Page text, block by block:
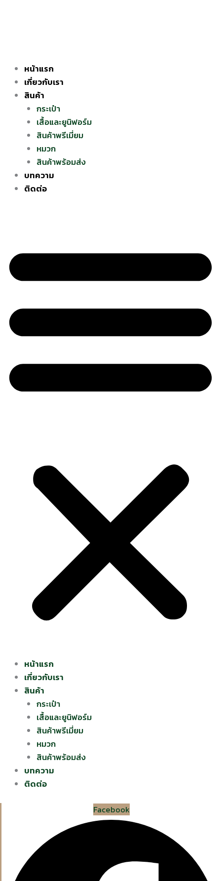
หน้าแรก
เกี่ยวกับเรา
สินค้า
กระเป๋า
เสื้อและยูนิฟอร์ม
สินค้าพรีเมี่ยม
หมวก
สินค้าพร้อมส่ง
บทความ
ติดต่อ
หน้าแรก
เกี่ยวกับเรา
สินค้า
กระเป๋า
เสื้อและยูนิฟอร์ม
สินค้าพรีเมี่ยม
หมวก
สินค้าพร้อมส่ง
บทความ
ติดต่อ
Facebook